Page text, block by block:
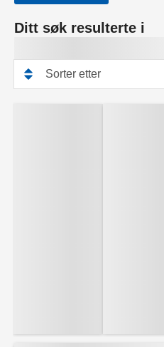
Ditt søk resulterte i